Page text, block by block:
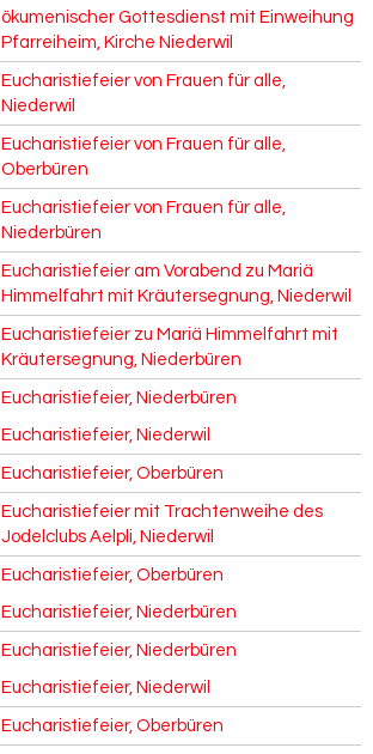
ökumenischer Gottesdienst mit Einweihung
Pfarreiheim, Kirche Niederwil
Eucharistiefeier von Frauen für alle,
Niederwil
Eucharistiefeier von Frauen für alle,
Oberbüren
Eucharistiefeier von Frauen für alle,
Niederbüren
Eucharistiefeier am Vorabend zu Mariä
Himmelfahrt mit Kräutersegnung, Niederwil
Eucharistiefeier zu Mariä Himmelfahrt mit
Kräutersegnung, Niederbüren
Eucharistiefeier, Niederbüren
Eucharistiefeier, Niederwil
Eucharistiefeier, Oberbüren
Eucharistiefeier mit Trachtenweihe des
Jodelclubs Aelpli, Niederwil
Eucharistiefeier, Oberbüren
Eucharistiefeier, Niederbüren
Eucharistiefeier, Niederbüren
Eucharistiefeier, Niederwil
Eucharistiefeier, Oberbüren